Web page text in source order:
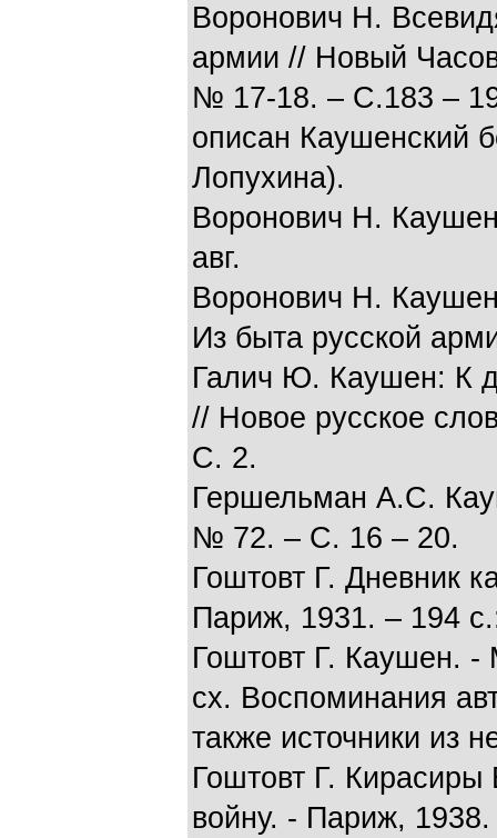
Воронович Н.
армии // Новый
№ 17-18. – С.183 –
описан Каушенский
Лопухина).
Воронович Н.
авг.
Воронович Н.
Из быта русской
Галич Ю. Каушен: К
// Новое русское
С. 2.
Гершельман А.С.
№ 72. – С. 16 – 20.
Гоштовт Г. Дневник
Париж, 1931. – 194
Гоштовт Г. Каушен.
сх. Воспоминания
также источники из
Гоштовт Г. Кирасиры
войну. - Париж,